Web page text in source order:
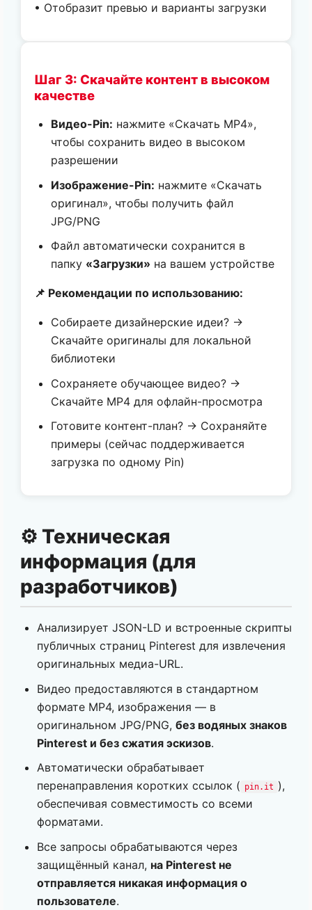
• Отобразит превью и варианты загрузки
Шаг 3: Скачайте контент в высоком
качестве
Видео-Pin: нажмите «Скачать MP4»,
чтобы сохранить видео в высоком
разрешении
Изображение-Pin: нажмите «Скачать
оригинал», чтобы получить файл
JPG/PNG
Файл автоматически сохранится в
папку «Загрузки» на вашем устройстве
📌 Рекомендации по использованию:
Собираете дизайнерские идеи? →
Скачайте оригиналы для локальной
библиотеки
Сохраняете обучающее видео? →
Скачайте MP4 для офлайн-просмотра
Готовите контент-план? → Сохраняйте
примеры (сейчас поддерживается
загрузка по одному Pin)
⚙️ Техническая
информация (для
разработчиков)
Анализирует JSON-LD и встроенные скрипты
публичных страниц Pinterest для извлечения
оригинальных медиа-URL.
Видео предоставляются в стандартном
формате MP4, изображения — в
оригинальном JPG/PNG, без водяных знаков
Pinterest и без сжатия эскизов.
Автоматически обрабатывает
перенаправления коротких ссылок ( pin.it ),
обеспечивая совместимость со всеми
форматами.
Все запросы обрабатываются через
защищённый канал, на Pinterest не
отправляется никакая информация о
пользователе.